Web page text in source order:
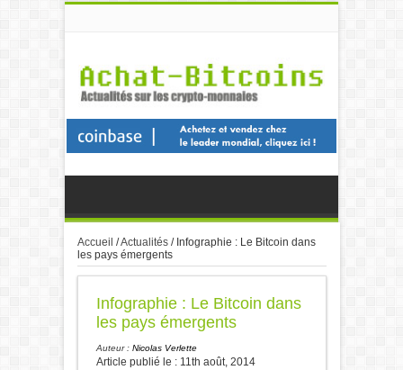
Accueil /Actualités/ Infographie : Le Bitcoin dans
les pays émergents
Infographie : Le Bitcoin dans
les pays émergents
Auteur : Nicolas Verlette
Article publié le : 11th août, 2014